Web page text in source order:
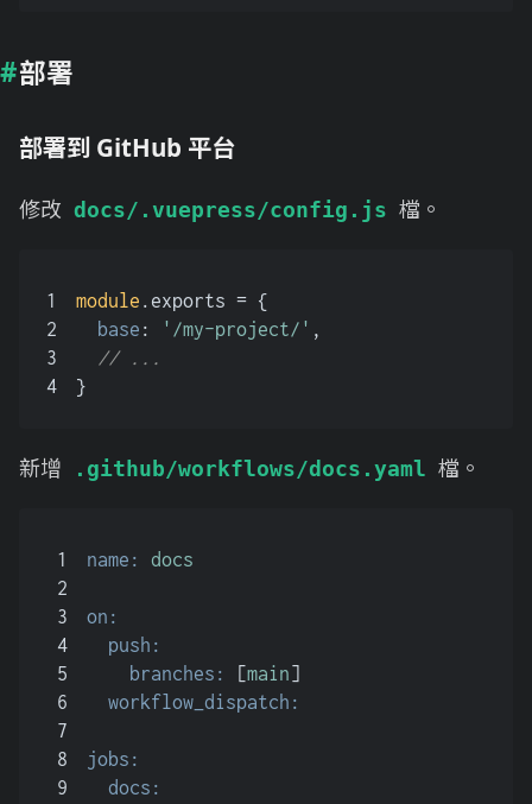
部署
部署到 GitHub 平台
修改 docs/.vuepress/config.js 檔。
1
2
3
4
module . exports = {
base : '/my-project/' ,
// ...
}
新增 .github/workflows/docs.yaml 檔。
1
2
3
4
5
6
7
8
9
name: docs
on:
push:
branches:
[main]
workflow_dispatch:
jobs:
docs: